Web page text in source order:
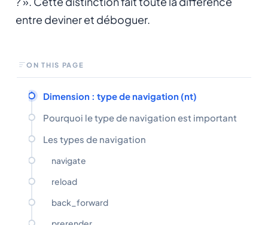
entre deviner et déboguer.
ON THIS PAGE
Dimension : type de navigation (nt)
Pourquoi le type de navigation est important
Les types de navigation
navigate
reload
back_forward